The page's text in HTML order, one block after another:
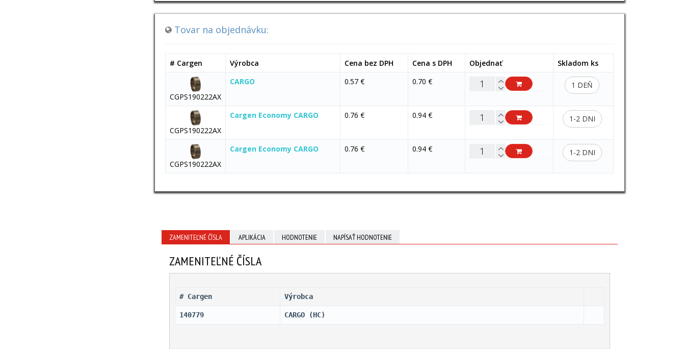
Tovar na objednávku:
# Cargen Výrobca Cena bez DPH Cena s DPH Objednať Skladom ks
CGPS190222AX
CARGO 0.57 € 0.70 € 1 DEŇ
CGPS190222AX
Cargen Economy CARGO 0.76 € 0.94 € 1-2 DNI
CGPS190222AX
Cargen Economy CARGO 0.76 € 0.94 € 1-2 DNI
ZAMENITEĽNÉ ČÍSLA APLIKÁCIA HODNOTENIE NAPÍSAŤ HODNOTENIE
ZAMENITEĽNÉ ČÍSLA
# Cargen Výrobca
140779 CARGO (HC)